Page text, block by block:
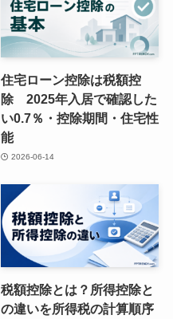
住宅ローン控除は税額控
除 2025年入居で確認した
い0.7％・控除期間・住宅性
能
2026-06-14
税額控除とは？所得控除と
の違いを所得税の計算順序